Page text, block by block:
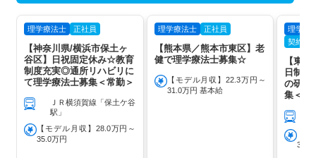
理学療法士 正社員
【神奈川県/横浜市保土ヶ
谷区】日祝固定休み☆教育
制度充実◎通所リハビリに
て理学療法士募集＜常勤＞
ＪＲ横須賀線「保土ケ谷
駅」
【モデル月収】28.0万円～
35.0万円
理学療法士 正社員
【熊本県／熊本市東区】老
健で理学療法士募集☆
【モデル月収】22.3万円～
31.0万円 基本給
理学療
契約社
【東
日制★
の研修
集＜契
30.4